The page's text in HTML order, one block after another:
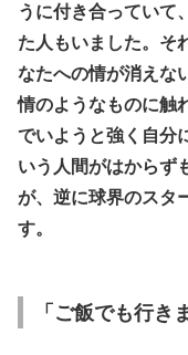
うに付き合っていて
た人もいました。そ
なたへの情が消えな
情のようなものに触
でいようと強く自分
いう人間がはからず
が、逆に球界のスタ
す。
「ご飯でも行き